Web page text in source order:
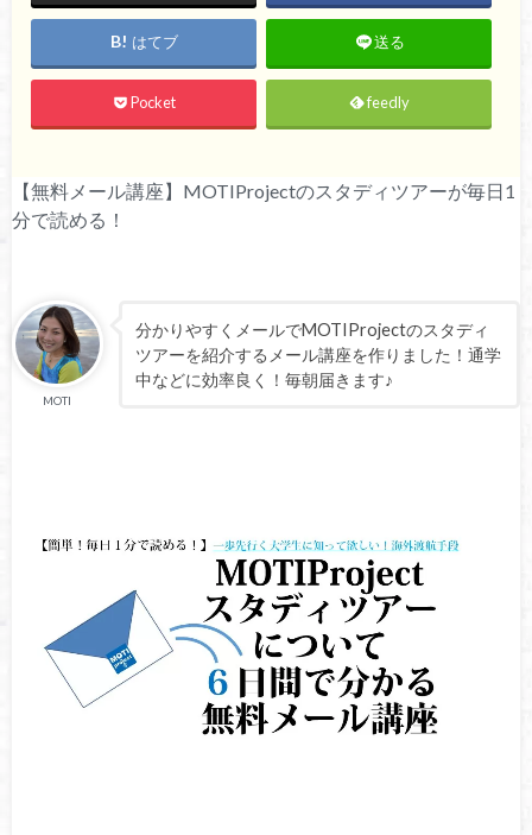
はてブ 送る
Pocket feedly
【無料メール講座】MOTIProjectのスタディツアーが毎日1
分で読める！
MOTI
分かりやすくメールでMOTIProjectのスタディ
ツアーを紹介するメール講座を作りました！通学
中などに効率良く！毎朝届きます♪